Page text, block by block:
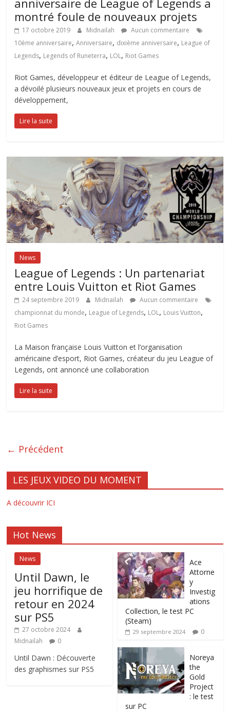
montré foule de nouveaux projets
17 octobre 2019 Midnailah
Aucun commentaire
10ème anniversaire,Anniversaire, dixième anniversaire, League of
Legends, Legends of Runeterra, LOL, Riot Games
Riot Games, développeur et éditeur de League of Legends,
a dévoilé plusieurs nouveaux jeux et projets en cours de
développement,
Lire la suite
News
League of Legends : Un partenariat
entre Louis Vuitton et Riot Games
24 septembre 2019 Midnailah
Aucun commentaire
championnat du monde, League of Legends, LOL, Louis Vuitton,
Riot Games
La Maison française Louis Vuitton et l’organisation
américaine d’esport, Riot Games, créateur du jeu League of
Legends, ont annoncé une collaboration
Lire la suite
← Précédent
LES JEUX VIDEO DU MOMENT
A découvrir ICI
Hot News
News
Until Dawn, le
jeu horrifique de
retour en 2024
sur PS5
27 octobre 2024
Midnailah
0
Until Dawn : Découverte
des graphismes sur PS5
Ace
Attorne
y
Investig
ations
Collection, le test PC
(Steam)
29 septembre 2024 0
Noreya
the
Gold
Project
: le test
sur PC